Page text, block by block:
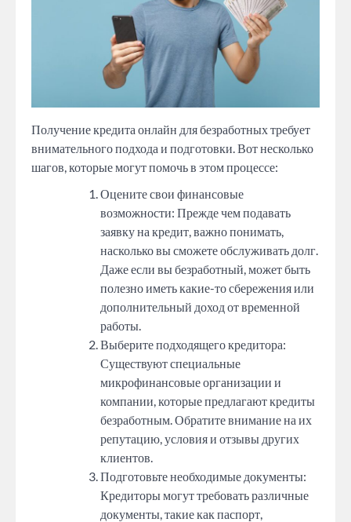
Получение кредита онлайн для безработных требует
внимательного подхода и подготовки. Вот несколько
шагов, которые могут помочь в этом процессе:
Оцените свои финансовые
возможности: Прежде чем подавать
заявку на кредит, важно понимать,
насколько вы сможете обслуживать долг.
Даже если вы безработный, может быть
полезно иметь какие-то сбережения или
дополнительный доход от временной
работы.
Выберите подходящего кредитора:
Существуют специальные
микрофинансовые организации и
компании, которые предлагают кредиты
безработным. Обратите внимание на их
репутацию, условия и отзывы других
клиентов.
Подготовьте необходимые документы:
Кредиторы могут требовать различные
документы, такие как паспорт,